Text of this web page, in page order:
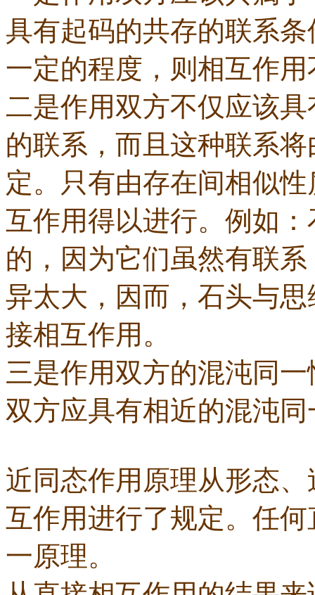
具有起码的共存的联系
一定的程度，则相互作
二是作用双方不仅应该
的联系，而且这种联系
定。只有由存在间相似
互作用得以进行。例如
的，因为它们虽然有联
异太大，因而，石头与
接相互作用。
三是作用双方的混沌同
双方应具有相近的混沌
近同态作用原理从形态
互作用进行了规定。任
一原理。